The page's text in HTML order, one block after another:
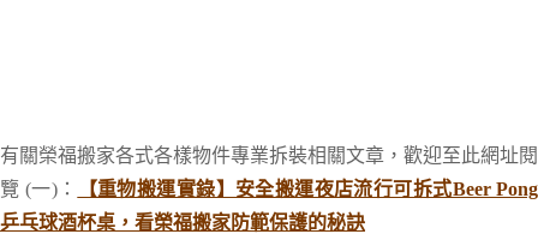
有關榮福搬家各式各樣物件專業拆裝相關文章，歡迎至此網址閱
覽 (一)：
【重物搬運實錄】安全搬運夜店流行可拆式Beer Pong
乒乓球酒杯桌，看榮福搬家防範保護的秘訣